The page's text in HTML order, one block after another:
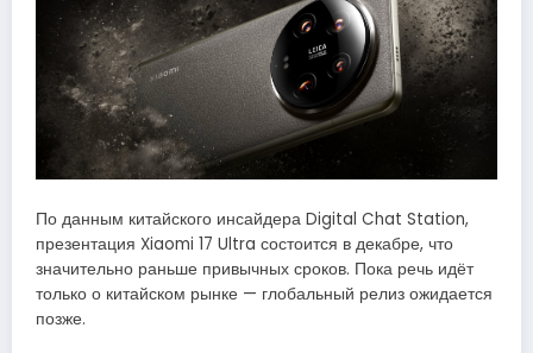
По данным китайского инсайдера Digital Chat Station,
презентация Xiaomi 17 Ultra состоится в декабре, что
значительно раньше привычных сроков. Пока речь идёт
только о китайском рынке — глобальный релиз ожидается
позже.